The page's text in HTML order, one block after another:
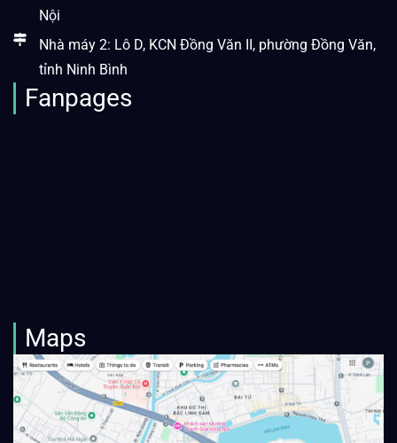
Nội
Nhà máy 2: Lô D, KCN Đồng Văn II, phường Đồng Văn,
tỉnh Ninh Bình
Fanpages
Maps